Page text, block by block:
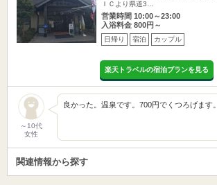
ＩＣより県道3…
営業時間 10:00～23:00
入浴料金 800円～
日帰り 宿泊 カップル
楽天トラベルの宿泊プランを見る
～10代
女性
良かった。温泉です。700円でくつろげます。
関連情報から探す